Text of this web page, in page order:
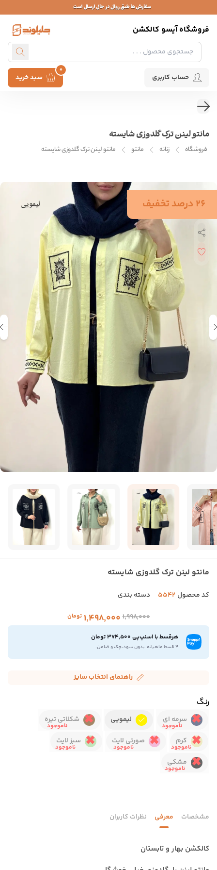
فروشگاه آیسو کالکشن
حساب کاربری سبد خرید
0
مانتو لینن ترک گلدوزی شایسته
فروشگاه زنانه مانتو مانتو لینن ترک گلدوزی شایسته
26 درصد تخفیف
مانتو لینن ترک گلدوزی شایسته
کد محصول 5542 دسته بندی
۱٬۹۹۸٬۰۰۰ ۱٬۴۹۸٬۰۰۰ تومان
هرقسط با اسنپ‌پی 374,500 تومان
۴ قسط ماهیانه. بدون سود،چک و ضامن.
راهنمای انتخاب سایز
رنگ
سرمه ای لیمویی
شکلاتی تیره
کرم
صورتی لایت
سبز لایت
مشکی
مشخصات معرفی نظرات کاربران
کالکشن بهار و تابستان